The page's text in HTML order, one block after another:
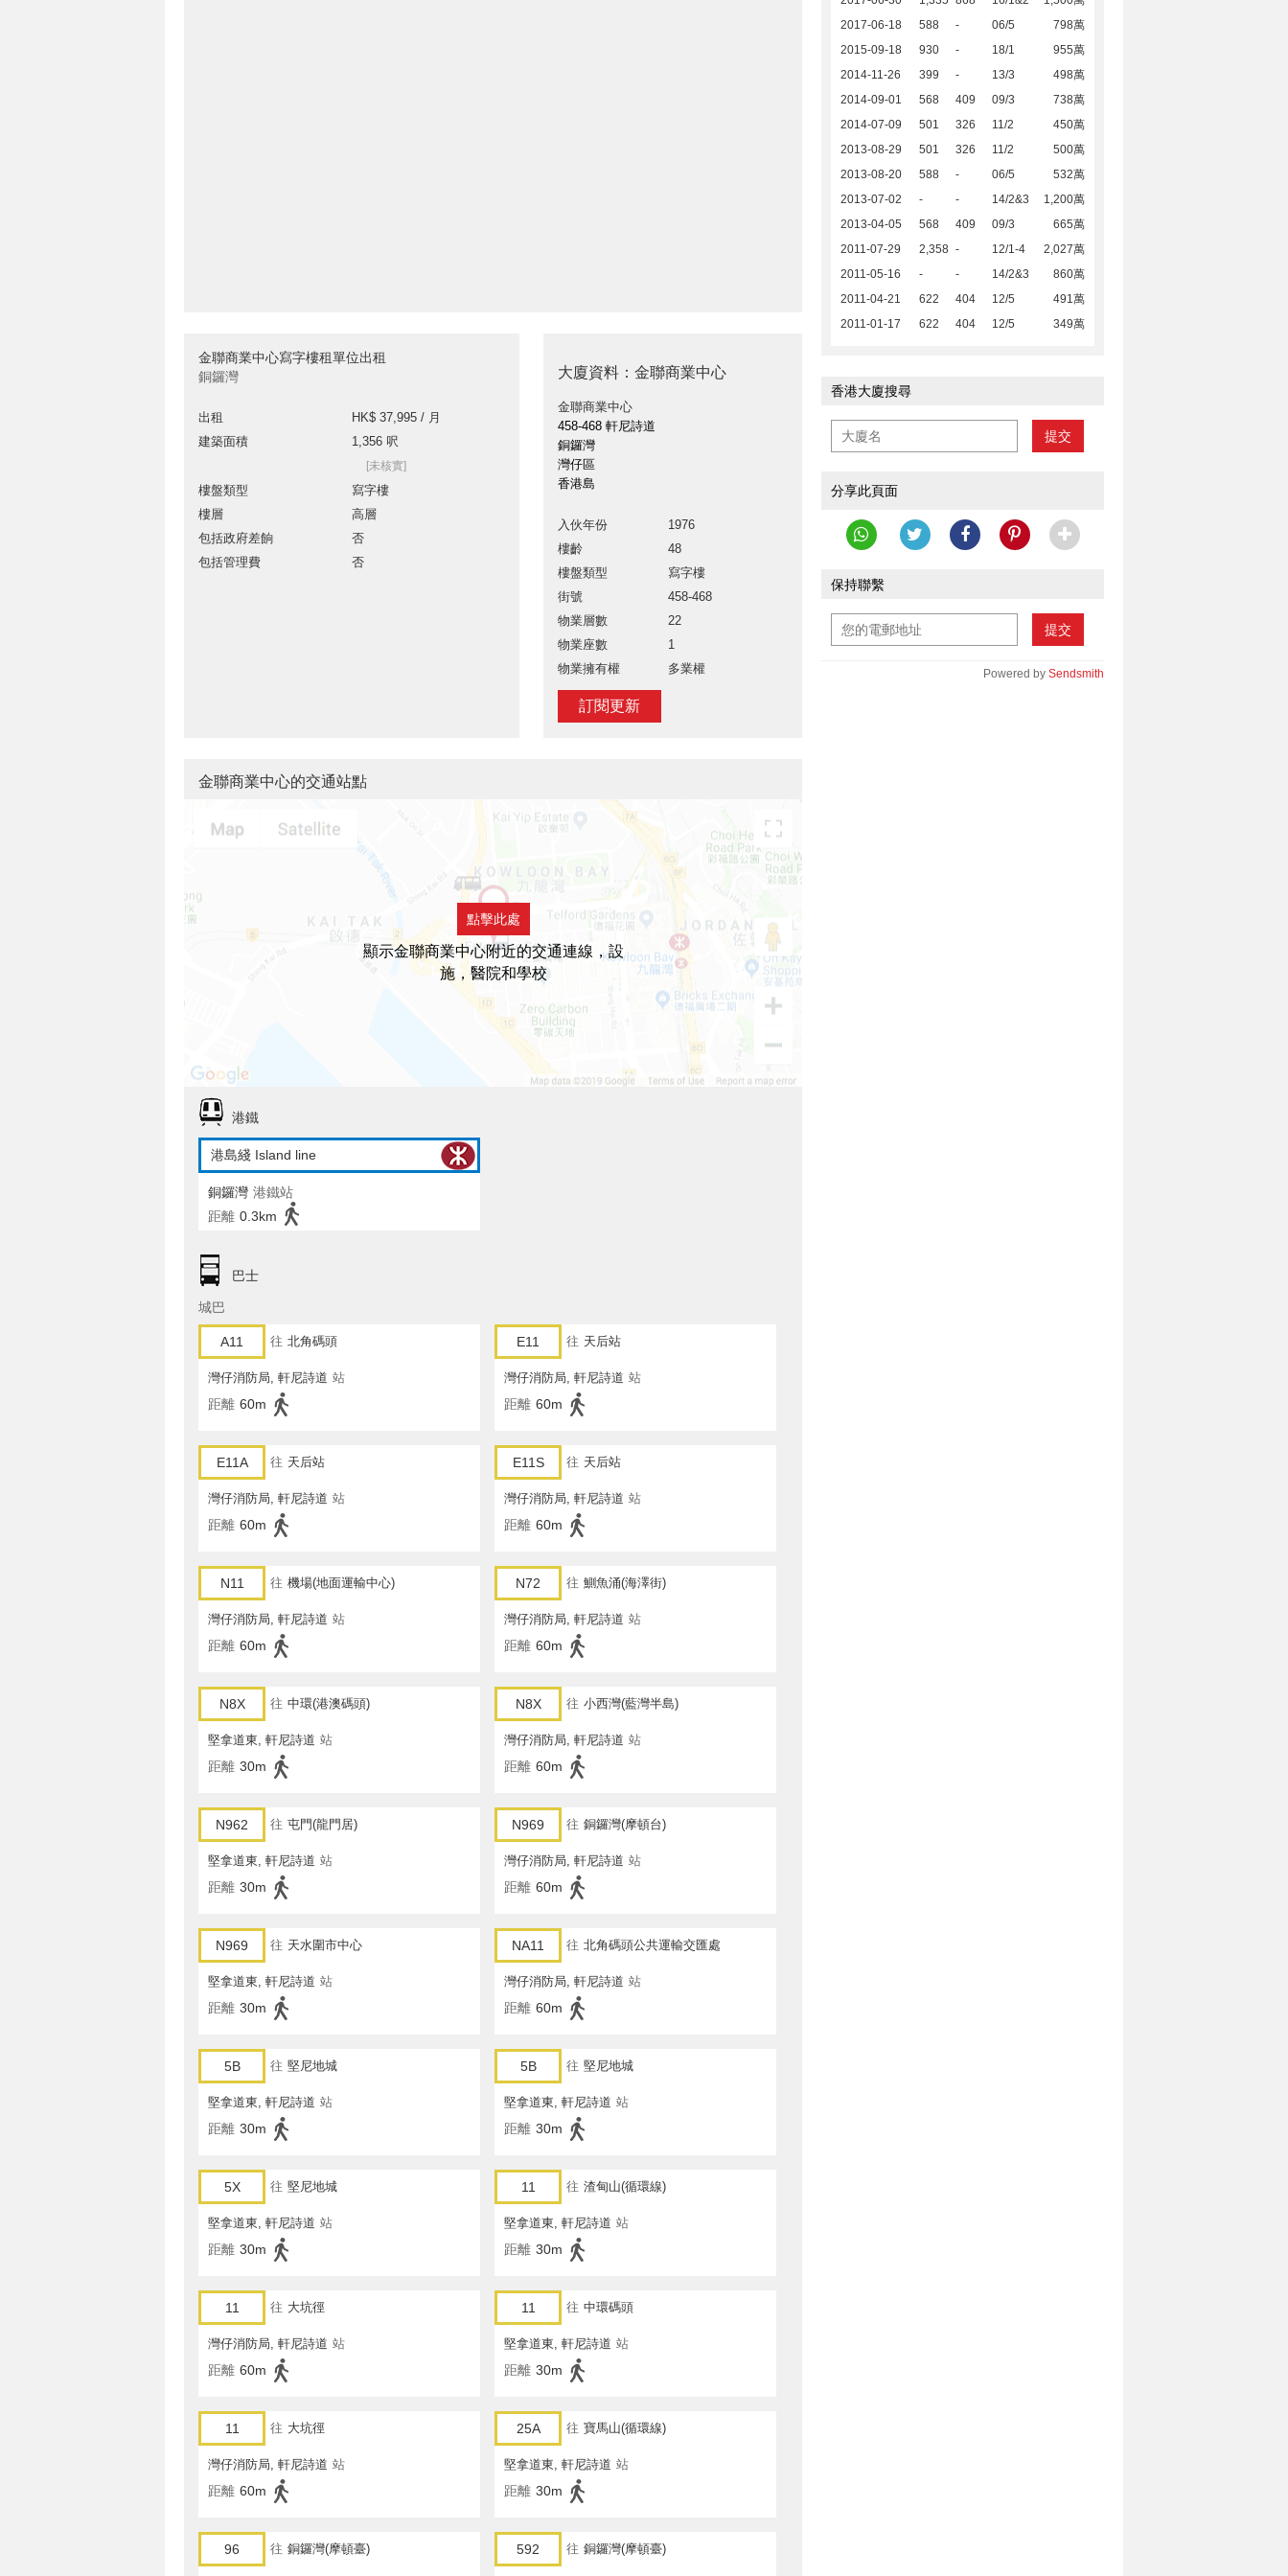
金聯商業中心寫字樓租單位出租
銅鑼灣
出租
HK$ 37,995 / 月
建築面積
1,356 呎
[未核實]
樓盤類型
寫字樓
樓層
高層
包括政府差餉
否
包括管理費
否
大廈資料：金聯商業中心
金聯商業中心
458-468 軒尼詩道
銅鑼灣
灣仔區
香港島
入伙年份
1976
樓齡
48
樓盤類型
寫字樓
街號
458-468
物業層數
22
物業座數
1
物業擁有權
多業權
訂閱更新
2017-06-18
588 - 06/5
798萬
2015-09-18
930 - 18/1
955萬
2014-11-26
399 - 13/3
498萬
2014-09-01
568 409 09/3
738萬
2014-07-09
501 326 11/2
450萬
2013-08-29
501 326 11/2
500萬
2013-08-20
588 - 06/5
532萬
2013-07-02
- - 14/2&3
1,200萬
2013-04-05
568 409 09/3
665萬
2011-07-29
2,358 - 12/1-4
2,027萬
2011-05-16
- - 14/2&3
860萬
2011-04-21
622 404 12/5
491萬
2011-01-17
622 404 12/5 349萬
香港大廈搜尋
提交
分享此頁面
保持聯繫
提交
Powered by Sendsmith
金聯商業中心的交通站點
點擊此處
顯示金聯商業中心附近的交通連線，設
施，醫院和學校
港鐵
港島綫 Island line
銅鑼灣 港鐵站
距離 0.3km
巴士
城巴
A11 往 北角碼頭
灣仔消防局, 軒尼詩道 站
距離 60m
E11 往 天后站
灣仔消防局, 軒尼詩道 站
距離 60m
E11A 往 天后站
灣仔消防局, 軒尼詩道 站
距離 60m
E11S 往 天后站
灣仔消防局, 軒尼詩道 站
距離 60m
N11 往 機場(地面運輸中心)
灣仔消防局, 軒尼詩道 站
距離 60m
N72 往 鰂魚涌(海澤街)
灣仔消防局, 軒尼詩道 站
距離 60m
N8X 往 中環(港澳碼頭)
堅拿道東, 軒尼詩道 站
距離 30m
N8X 往 小西灣(藍灣半島)
灣仔消防局, 軒尼詩道 站
距離 60m
N962 往 屯門(龍門居)
堅拿道東, 軒尼詩道 站
距離 30m
N969 往 銅鑼灣(摩頓台)
灣仔消防局, 軒尼詩道 站
距離 60m
N969 往 天水圍市中心
堅拿道東, 軒尼詩道 站
距離 30m
NA11 往 北角碼頭公共運輸交匯處
灣仔消防局, 軒尼詩道 站
距離 60m
5B 往 堅尼地城
堅拿道東, 軒尼詩道 站
距離 30m
5B 往 堅尼地城
堅拿道東, 軒尼詩道 站
距離 30m
5X 往 堅尼地城
堅拿道東, 軒尼詩道 站
距離 30m
11 往 渣甸山(循環線)
堅拿道東, 軒尼詩道 站
距離 30m
11 往 大坑徑
灣仔消防局, 軒尼詩道 站
距離 60m
11 往 中環碼頭
堅拿道東, 軒尼詩道 站
距離 30m
11 往 大坑徑
灣仔消防局, 軒尼詩道 站
距離 60m
25A 往 寶馬山(循環線)
堅拿道東, 軒尼詩道 站
距離 30m
96 往 銅鑼灣(摩頓臺) 592 往 銅鑼灣(摩頓臺)